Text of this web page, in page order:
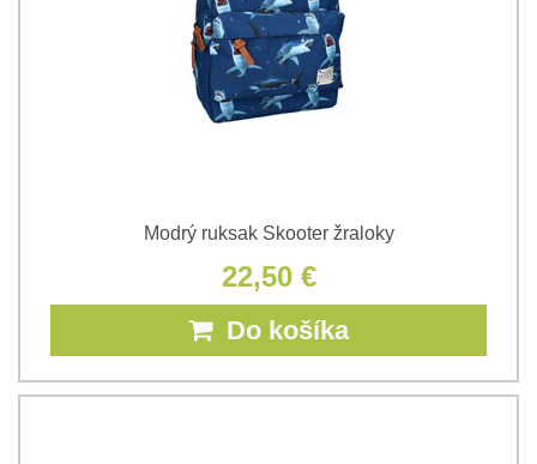
Modrý ruksak Skooter žraloky
22,50 €
Do košíka